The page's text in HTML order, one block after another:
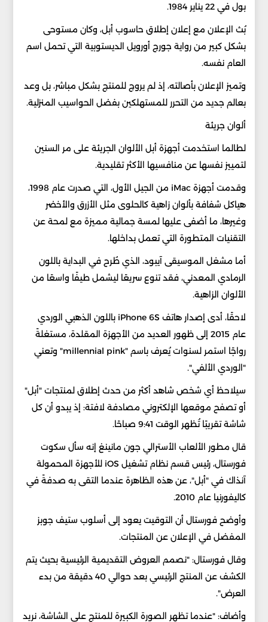
بول في 22 يناير 1984.
بُث الإعلان مع إعلان إطلاق حاسوب أبل، وكان مستوحى
بشكل كبير من رواية جورج أورويل الديستوبية التي تحمل اسم
العام نفسه.
وتميز الإعلان بأصالته، إذ لم يروج للمنتج بشكل مباشر، بل وعد
بعالم جديد من التحرر للمستهلكين بفضل الحواسيب المنزلية.
ألوان جريئة
لطالما استخدمت أجهزة أبل الألوان الجريئة على مر السنين
لتمييز نفسها عن منافسيها الأكثر تقليدية.
وقدمت أجهزة iMac من الجيل الأول، التي صدرت عام 1998،
هياكل شفافة بألوان زاهية كالحلوى مثل الأزرق والأخضر
وغيرها، ما أضفى عليها لمسة جمالية مميزة مع لمحة عن
التقنيات المتطورة التي تعمل بداخلها.
أما مشغل الموسيقى آيبود، الذي طُرح في البداية باللون
الرمادي المعدني، فقد تنوع سريعًا ليشمل طيفًا واسعًا من
الألوان الزاهية.
لاحقًا، أدى إصدار هاتف iPhone 6S باللون الذهبي الوردي
عام 2015 إلى ظهور العديد من الأجهزة المقلدة، مستغلةً
رواجًا استمر لسنوات يُعرف باسم "millennial pink" وتعني
"الوردي الألفي".
سيلاحظ أي شخص شاهد أكثر من حدث إطلاق لمنتجات "أبل"
أو تصفح موقعها الإلكتروني مصادفة لافتة: إذ يبدو أن كل
شاشة تقريبًا تُظهر الوقت 9:41 صباحًا.
قال مطور الألعاب الأسترالي جون مانينغ إنه سأل سكوت
فورستال، رئيس قسم نظام تشغيل iOS للأجهزة المحمولة
آنذاك في "أبل"، عن هذه الظاهرة عندما التقى به صدفةً في
كاليفورنيا عام 2010.
وأوضح فورستال أن التوقيت يعود إلى أسلوب ستيف جوبز
المفضل في الإعلان عن المنتجات.
وقال فورستال: "نصمم العروض التقديمية الرئيسية بحيث يتم
الكشف عن المنتج الرئيسي بعد حوالي 40 دقيقة من بدء
العرض".
وأضاف: "عندما تظهر الصورة الكبيرة للمنتج على الشاشة، نريد